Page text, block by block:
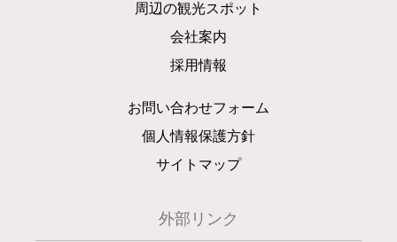
周辺の観光スポット
会社案内
採用情報
お問い合わせフォーム
個人情報保護方針
サイトマップ
外部リンク